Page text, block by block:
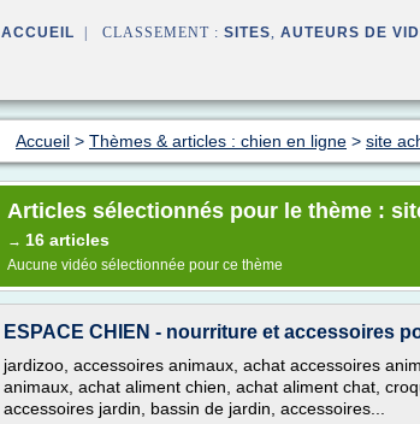
ACCUEIL | CLASSEMENT : SITES, AUTEURS DE
Accueil > Thèmes & articles : chien en ligne > site
Articles sélectionnés pour le thème :
→ 16 articles
Aucune vidéo sélectionnée pour ce thème
ESPACE CHIEN - nourriture et accessoires
jardizoo, accessoires animaux, achat accessoires
animaux, achat aliment chien, achat aliment chat,
accessoires jardin, bassin de jardin, accessoires...